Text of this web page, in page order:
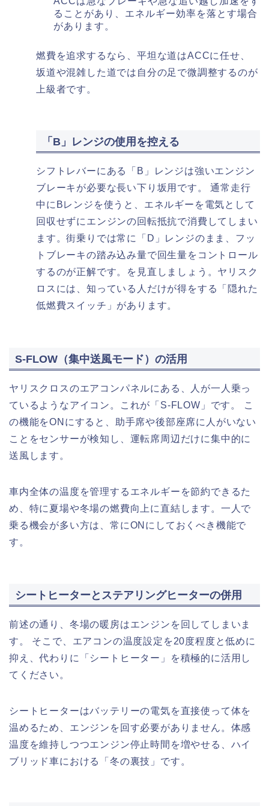
ることがあり、エネルギー効率を落とす場合
があります。
燃費を追求するなら、平坦な道はACCに任せ、
坂道や混雑した道では自分の足で微調整するのが
上級者です。
「B」レンジの使用を控える
シフトレバーにある「B」レンジは強いエンジン
ブレーキが必要な長い下り坂用です。 通常走行
中にBレンジを使うと、エネルギーを電気として
回収せずにエンジンの回転抵抗で消費してしまい
ます。街乗りでは常に「D」レンジのまま、フッ
トブレーキの踏み込み量で回生量をコントロール
するのが正解です。を見直しましょう。ヤリスク
ロスには、知っている人だけが得をする「隠れた
低燃費スイッチ」があります。
S-FLOW（集中送風モード）の活用
ヤリスクロスのエアコンパネルにある、人が一人乗っ
ているようなアイコン。これが「S-FLOW」です。 こ
の機能をONにすると、助手席や後部座席に人がいない
ことをセンサーが検知し、運転席周辺だけに集中的に
送風します。
車内全体の温度を管理するエネルギーを節約できるた
め、特に夏場や冬場の燃費向上に直結します。一人で
乗る機会が多い方は、常にONにしておくべき機能で
す。
シートヒーターとステアリングヒーターの併用
前述の通り、冬場の暖房はエンジンを回してしまいま
す。 そこで、エアコンの温度設定を20度程度と低めに
抑え、代わりに「シートヒーター」を積極的に活用し
てください。
シートヒーターはバッテリーの電気を直接使って体を
温めるため、エンジンを回す必要がありません。体感
温度を維持しつつエンジン停止時間を増やせる、ハイ
ブリッド車における「冬の裏技」です。